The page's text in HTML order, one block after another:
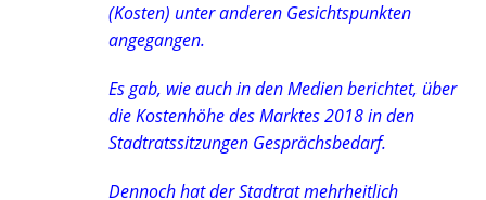
(Kosten) unter anderen Gesichtspunkten
angegangen.
Es gab, wie auch in den Medien berichtet, über
die Kostenhöhe des Marktes 2018 in den
Stadtratssitzungen Gesprächsbedarf.
Dennoch hat der Stadtrat mehrheitlich